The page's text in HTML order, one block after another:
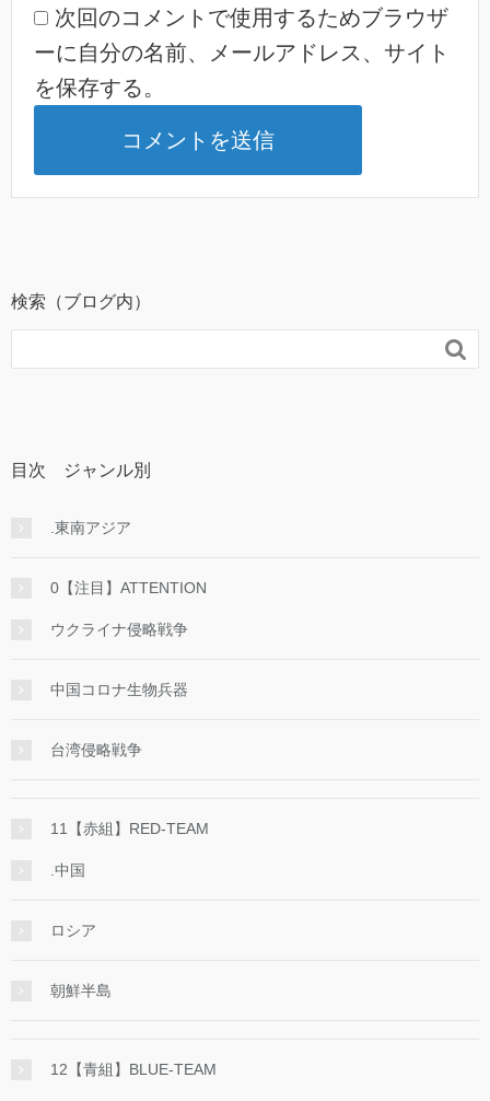
次回のコメントで使用するためブラウザ
ーに自分の名前、メールアドレス、サイト
を保存する。
検索（ブログ内）

目次 ジャンル別
.東南アジア
0【注目】ATTENTION
ウクライナ侵略戦争
中国コロナ生物兵器
台湾侵略戦争
11【赤組】RED-TEAM
.中国
ロシア
朝鮮半島
12【青組】BLUE-TEAM